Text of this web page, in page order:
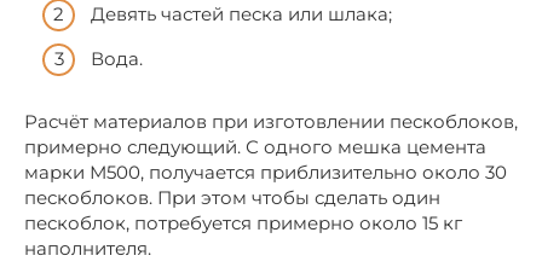
Девять частей песка или шлака;
Вода.
Расчёт материалов при изготовлении пескоблоков,
примерно следующий. С одного мешка цемента
марки М500, получается приблизительно около 30
пескоблоков. При этом чтобы сделать один
пескоблок, потребуется примерно около 15 кг
наполнителя.